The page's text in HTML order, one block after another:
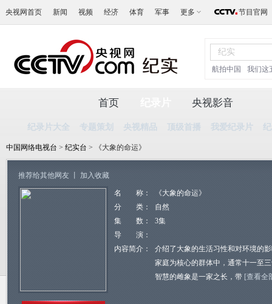
央视网首页 新闻 视频 经济 体育 军事 更多 节目官网
航拍中国 我们这
首页
纪录片大全 专题策划 央视精品 顶级首播 我爱纪录片
央视影音
中国网络电视台 > 纪实台 > 《大象的命运》
推荐给其他网友 加入收藏
名 称：
《大象的命运》
分 类：
自然
集 数：
3集
导 演：
内容简介：
介绍了大象的生活习性和对环境的
家庭为核心的群体中，通常十一至
智慧的雌象是一家之长，带 [查看全